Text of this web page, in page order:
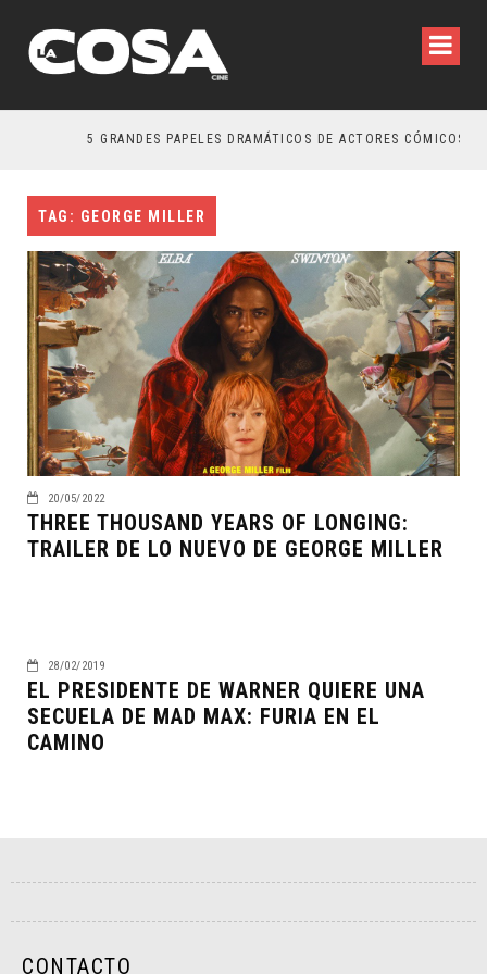
5 GRANDES PAPELES DRAMÁTICOS DE ACTORES CÓMICOS
TAG: GEORGE MILLER
20/05/2022
THREE THOUSAND YEARS OF LONGING:
TRAILER DE LO NUEVO DE GEORGE MILLER
28/02/2019
EL PRESIDENTE DE WARNER QUIERE UNA
SECUELA DE MAD MAX: FURIA EN EL
CAMINO
CONTACTO